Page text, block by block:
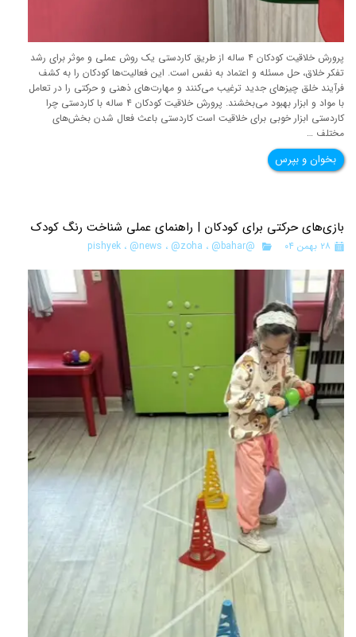
پرورش خلاقیت کودکان ۴ ساله از طریق کاردستی یک روش عملی و موثر برای رشد
تفکر خلاق، حل مسئله و اعتماد به نفس است. این فعالیت‌ها کودکان را به کشف
فرآیند خلق چیزهای جدید ترغیب می‌کنند و مهارت‌های ذهنی و حرکتی را در تعامل
با مواد و ابزار بهبود می‌بخشند. پرورش خلاقیت کودکان ۴ ساله با کاردستی چرا
کاردستی ابزار خوبی برای خلاقیت است کاردستی باعث فعال شدن بخش‌های
مختلف …
بخوان و بپرس
بازی‌های حرکتی برای کودکان | راهنمای عملی شناخت رنگ کودک
۲۸ بهمن ۰۴ @pishyek ، @news ، @zoha ، @bahar